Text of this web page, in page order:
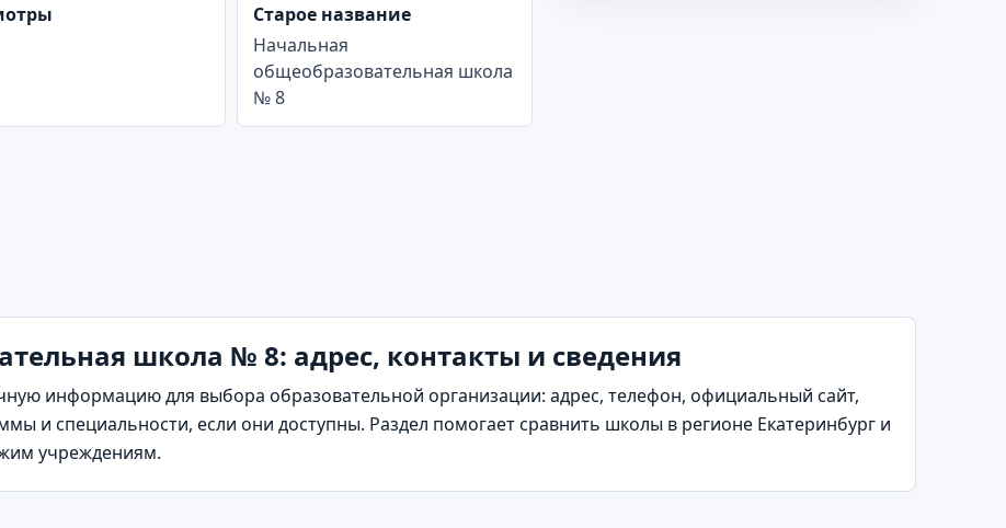
Старое название
Начальная
общеобразовательная школа
№ 8
школа № 8: адрес, контакты и сведения
информацию для выбора образовательной организации: адрес, телефон, официальный сайт,
и специальности, если они доступны. Раздел помогает сравнить школы в регионе Екатеринбург и
учреждениям.